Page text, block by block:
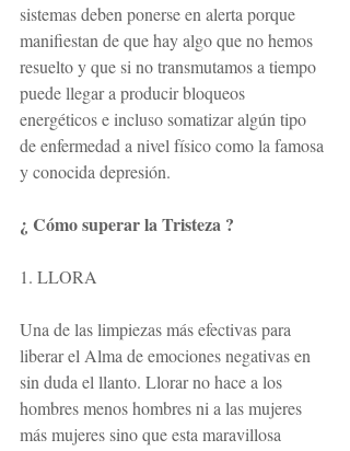
sistemas deben ponerse en alerta porque
manifiestan de que hay algo que no hemos
resuelto y que si no transmutamos a tiempo
puede llegar a producir bloqueos
energéticos e incluso somatizar algún tipo
de enfermedad a nivel físico como la famosa
y conocida depresión.
¿ Cómo superar la Tristeza ?
1. LLORA
Una de las limpiezas más efectivas para
liberar el Alma de emociones negativas en
sin duda el llanto. Llorar no hace a los
hombres menos hombres ni a las mujeres
más mujeres sino que esta maravillosa